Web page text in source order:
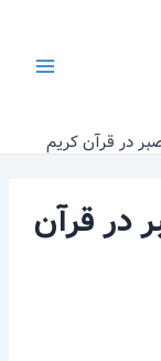
در قرآن کریم
در قرآن